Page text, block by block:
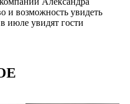
и возможность увидеть
июле увидят гости